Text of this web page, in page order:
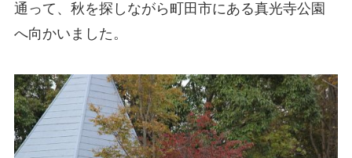
通って、秋を探しながら町田市にある真光寺公園
へ向かいました。